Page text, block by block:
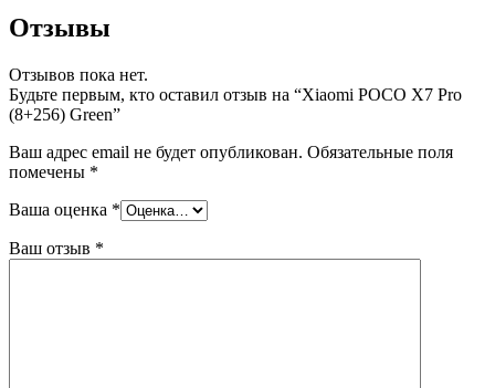
Отзывы
Отзывов пока нет.
Будьте первым, кто оставил отзыв на “Xiaomi POCO X7 Pro
(8+256) Green”
Ваш адрес email не будет опубликован. Обязательные поля
помечены *
Ваша оценка *
Ваш отзыв *